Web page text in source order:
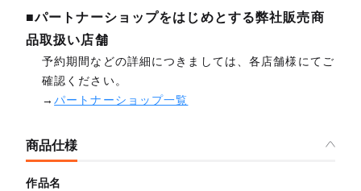
■パートナーショップをはじめとする弊社販売商
品取扱い店舗
予約期間などの詳細につきましては、各店舗様にてご
確認ください。
→パートナーショップ一覧
商品仕様
作品名